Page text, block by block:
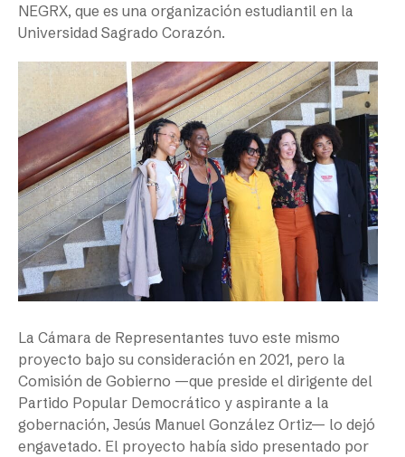
NEGRX, que es una organización estudiantil en la
Universidad Sagrado Corazón.
La Cámara de Representantes tuvo este mismo
proyecto bajo su consideración en 2021, pero la
Comisión de Gobierno —que preside el dirigente del
Partido Popular Democrático y aspirante a la
gobernación, Jesús Manuel González Ortiz— lo dejó
engavetado. El proyecto había sido presentado por